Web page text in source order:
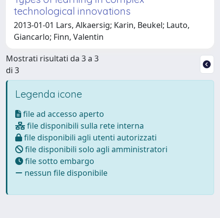
technological innovations
2013-01-01 Lars, Alkaersig; Karin, Beukel; Lauto,
Giancarlo; Finn, Valentin
Mostrati risultati da 3 a 3
di 3
Legenda icone
file ad accesso aperto
file disponibili sulla rete interna
file disponibili agli utenti autorizzati
file disponibili solo agli amministratori
file sotto embargo
nessun file disponibile